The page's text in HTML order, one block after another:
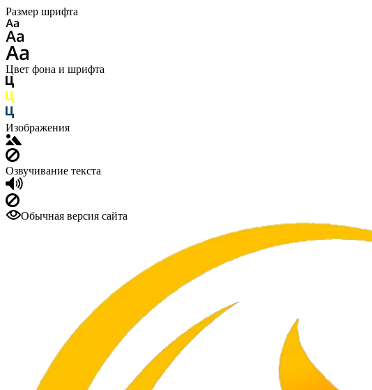
Размер шрифта
Цвет фона и шрифта
Изображения
Озвучивание текста
Обычная версия сайта